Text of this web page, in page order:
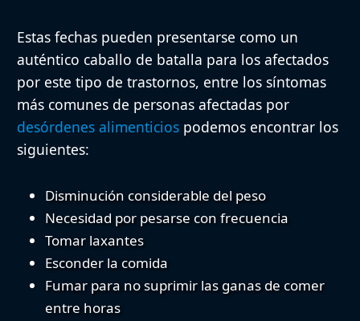
Estas fechas pueden presentarse como un
auténtico caballo de batalla para los afectados
por este tipo de trastornos, entre los síntomas
más comunes de personas afectadas por
desórdenes alimenticios podemos encontrar los
siguientes:
Disminución considerable del peso
Necesidad por pesarse con frecuencia
Tomar laxantes
Esconder la comida
Fumar para no suprimir las ganas de comer
entre horas